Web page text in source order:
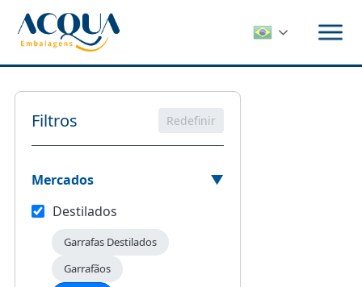
Pular
para
conteúdo
Filtros Redefinir
Mercados
Destilados
Garrafas Destilados
Garrafãos